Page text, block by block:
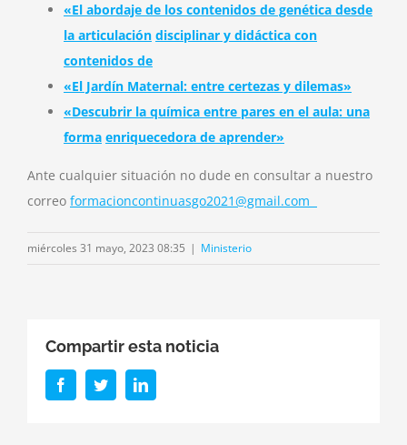
«El abordaje de los contenidos de genética desde
la articulación disciplinar y didáctica con
contenidos de
«El Jardín Maternal: entre certezas y dilemas»
«Descubrir la química entre pares en el aula: una
forma enriquecedora de aprender»
Ante cualquier situación no dude en consultar a nuestro
correo formacioncontinuasgo2021@gmail.com
miércoles 31 mayo, 2023 08:35 | Ministerio
Compartir esta noticia
FacebookTwitterLinkedIn